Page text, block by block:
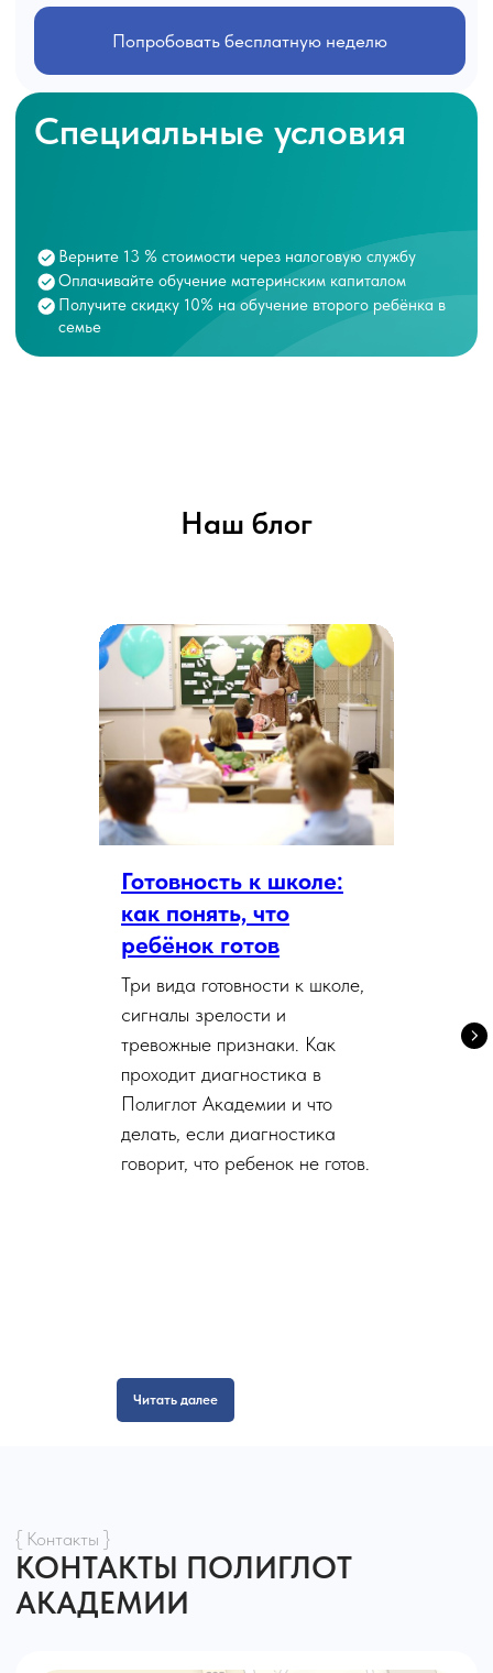
Наш блог
Готовность к школе:
как понять, что
ребёнок готов
Три вида готовности к школе,
сигналы зрелости и
тревожные признаки. Как
проходит диагностика в
Полиглот Академии и что
делать, если диагностика
говорит, что ребенок не готов.
Читать далее